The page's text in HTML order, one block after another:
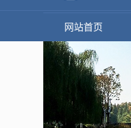
网站首页